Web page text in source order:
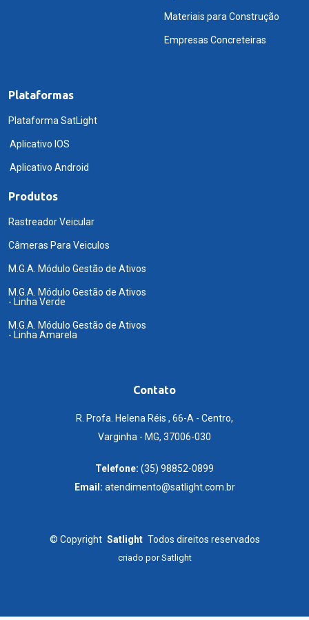
Materiais para Construção
Empresas Concreteiras
Plataformas
Plataforma SatLight
Aplicativo IOS
Aplicativo Android
Produtos
Rastreador Veicular
Câmeras Para Veiculos
M.G.A. Módulo Gestão de Ativos
M.G.A. Módulo Gestão de Ativos
- Linha Verde
M.G.A. Módulo Gestão de Ativos
- Linha Amarela
Contato
R. Profa. Helena Réis , 66-A - Centro,
Varginha - MG, 37006-030
Telefone: (35) 98852-0899
Email: atendimento@satlight.com.br
© Copyright Satlight Todos direitos reservados
criado porSatlight